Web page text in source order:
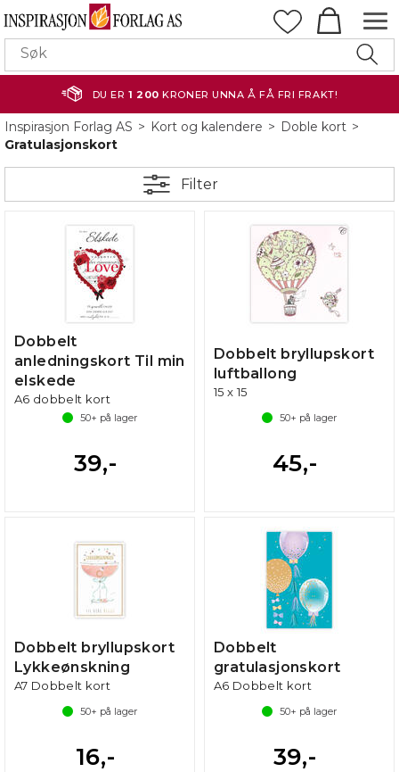
DU ER1 200 KRONER UNNA Å FÅ FRI FRAKT!
Inspirasjon Forlag AS> Kort og kalendere> Doble kort>
Gratulasjonskort
Filter
Dobbelt
anledningskort Til min
elskede
A6 dobbelt kort
50+ på lager
39,-
Dobbelt bryllupskort
luftballong
15 x 15
50+ på lager
45,-
Dobbelt bryllupskort
Lykkeønskning
A7 Dobbelt kort
50+ på lager
16,-
Dobbelt
gratulasjonskort
A6 Dobbelt kort
50+ på lager
39,-